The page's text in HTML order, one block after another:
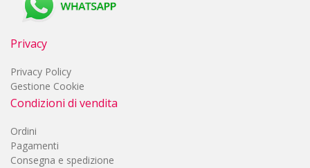
Privacy
Privacy Policy
Gestione Cookie
Condizioni di vendita
Ordini
Pagamenti
Consegna e spedizione